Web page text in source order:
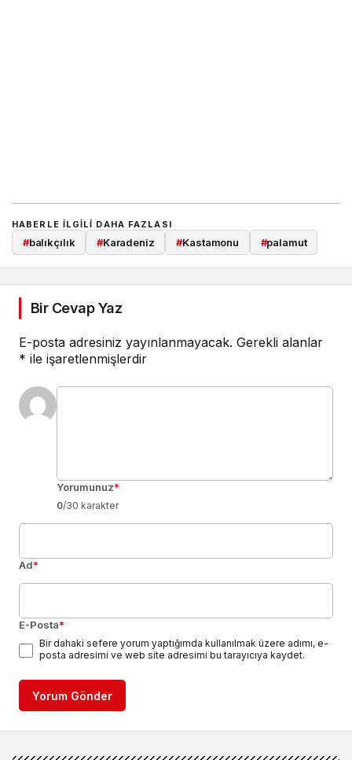
HABERLE ILGILI DAHA FAZLASI
#balıkçılık #Karadeniz #Kastamonu #palamut
Bir Cevap Yaz
E-posta adresiniz yayınlanmayacak. Gerekli alanlar
* ile işaretlenmişlerdir
Yorumunuz*
0/30 karakter
Ad*
E-Posta*
Bir dahaki sefere yorum yaptığımda kullanılmak üzere adımı, e-
posta adresimi ve web site adresimi bu tarayıcıya kaydet.
Yorum Gönder